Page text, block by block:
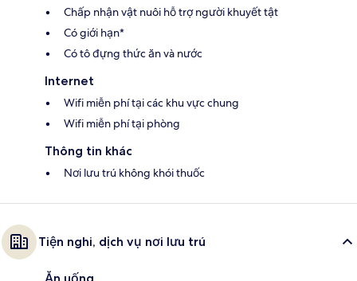
Chấp nhận vật nuôi hỗ trợ người khuyết tật
Có giới hạn*
Có tô đựng thức ăn và nước
Internet
Wifi miễn phí tại các khu vực chung
Wifi miễn phí tại phòng
Thông tin khác
Nơi lưu trú không khói thuốc
Tiện nghi, dịch vụ nơi lưu trú